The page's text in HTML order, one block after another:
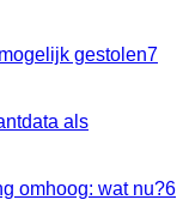
gestolen7
als
omhoog: wat nu?6